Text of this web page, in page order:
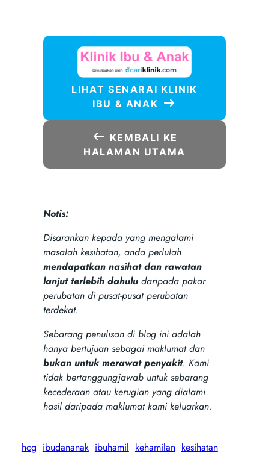
LIHAT SENARAI KLINIK
IBU & ANAK
KEMBALI KE
HALAMAN UTAMA
Notis:
Disarankan kepada yang mengalami
masalah kesihatan, anda perlulah
mendapatkan nasihat dan rawatan
lanjut terlebih dahuludaripada pakar
perubatan di pusat-pusat perubatan
terdekat.
Sebarang penulisan di blog ini adalah
hanya bertujuan sebagai maklumat dan
bukan untuk merawat penyakit. Kami
tidak bertanggungjawab untuk sebarang
kecederaan atau kerugian yang dialami
hasil daripada maklumat kami keluarkan.
hcg ibudananak ibuhamil kehamilan kesihatan